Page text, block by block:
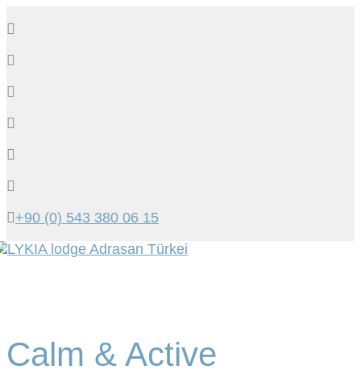
+90 (0) 543 380 06 15
Calm & Active